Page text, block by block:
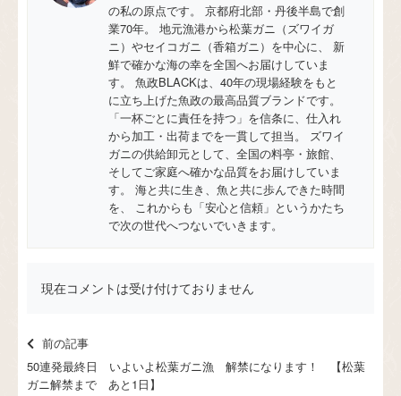
の私の原点です。 京都府北部・丹後半島で創
業70年。 地元漁港から松葉ガニ（ズワイガ
ニ）やセイコガニ（香箱ガニ）を中心に、 新
鮮で確かな海の幸を全国へお届けしていま
す。 魚政BLACKは、40年の現場経験をもと
に立ち上げた魚政の最高品質ブランドです。
「一杯ごとに責任を持つ」を信条に、仕入れ
から加工・出荷までを一貫して担当。 ズワイ
ガニの供給卸元として、全国の料亭・旅館、
そしてご家庭へ確かな品質をお届けしていま
す。 海と共に生き、魚と共に歩んできた時間
を、 これからも「安心と信頼」というかたち
で次の世代へつないでいきます。
現在コメントは受け付けておりません
前の記事
50連発最終日 いよいよ松葉ガニ漁 解禁になります！ 【松葉
ガニ解禁まで あと1日】